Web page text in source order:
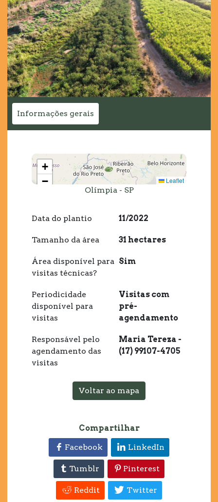
Informações gerais
+
−
Leaflet
Olímpia - SP
Data do plantio 11/2022
Tamanho da área 31 hectares
Área disponível para
visitas técnicas?
Sim
Periodicidade
disponível para
visitas
Visitas com
pré-
agendamento
Responsável pelo
agendamento das
visitas
Maria Tereza -
(17) 99107-4705
Voltar ao mapa
Compartilhar
Facebook LinkedIn
Tumblr Pinterest
Reddit Twitter